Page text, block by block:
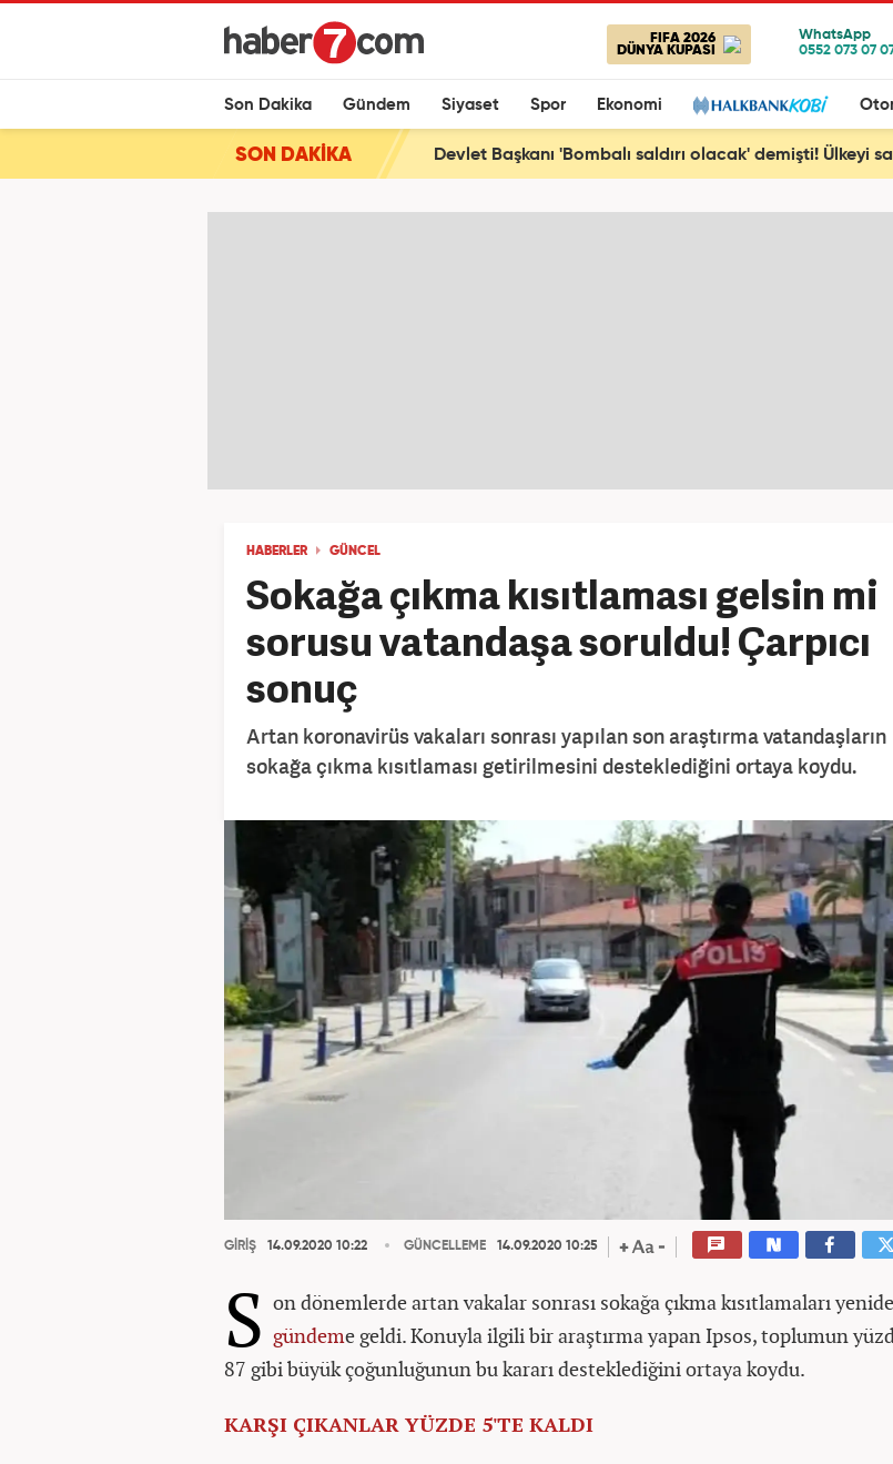
FIFA 2026
DÜNYA KUPASI
Son Dakika Gündem Siyaset Spor Ekonomi
SON DAKİKA Devlet Başkanı 'Bombalı saldırı olacak' demişti! Ülkeyi
HABERLER GÜNCEL
Sokağa çıkma kısıtlaması gelsin mi
sorusu vatandaşa soruldu! Çarpıcı
sonuç
Artan koronavirüs vakaları sonrası yapılan son araştırma vatandaşların
sokağa çıkma kısıtlaması getirilmesini desteklediğini ortaya koydu.
GİRİŞ 14.09.2020 10:22 GÜNCELLEME 14.09.2020 10:25
S on dönemlerde artan vakalar sonrası sokağa çıkma kısıtlamaları
gündeme geldi. Konuyla ilgili bir araştırma yapan Ipsos, toplumun
87 gibi büyük çoğunluğunun bu kararı desteklediğini ortaya koydu.
KARŞI ÇIKANLAR YÜZDE 5'TE KALDI